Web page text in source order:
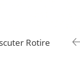
Rotire